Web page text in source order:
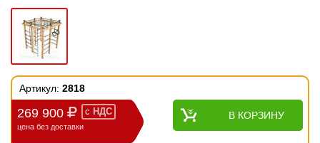
Артикул: 2818
269 900 с НДС
цена без доставки
В КОРЗИНУ